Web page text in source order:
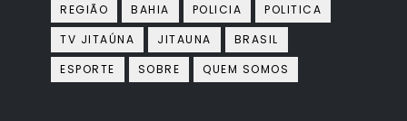
REGIÃO BAHIA POLICIA
POLITICA
TV JITAÚNA
JITAUNA
BRASIL
ESPORTE
SOBRE QUEM SOMOS